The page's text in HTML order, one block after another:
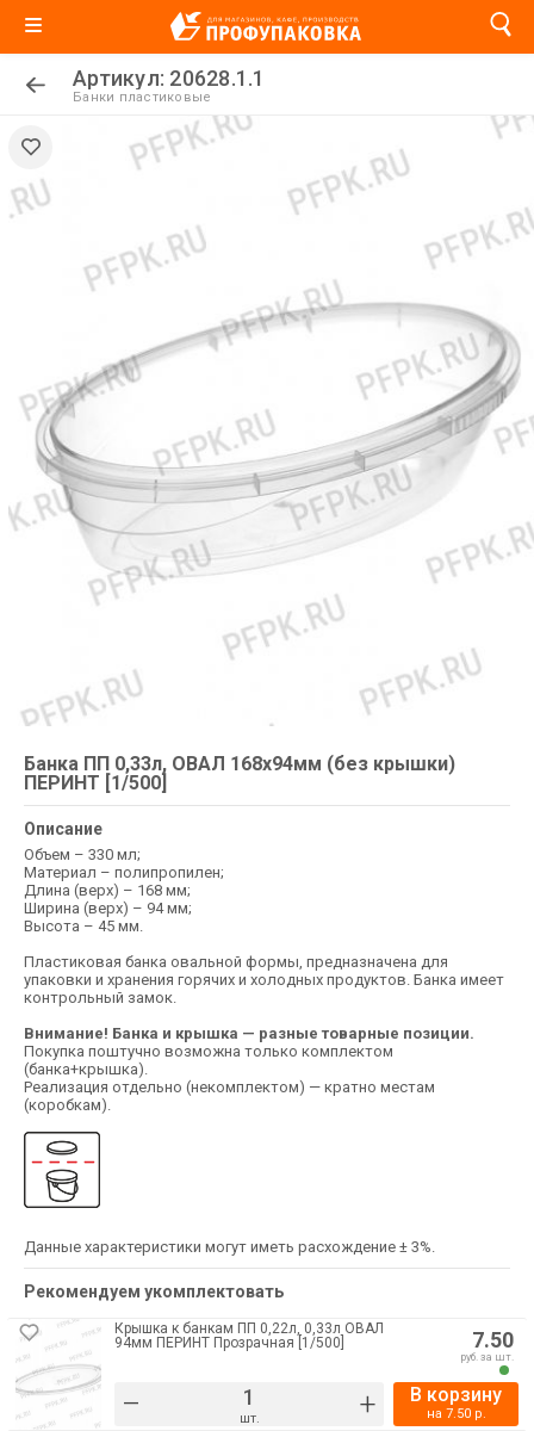
Артикул: 20628.1.1
Банки пластиковые
Банка ПП 0,33л, ОВАЛ 168х94мм (без крышки)
ПЕРИНТ [1/500]
Описание
Объем – 330 мл;
Материал – полипропилен;
Длина (верх) – 168 мм;
Ширина (верх) – 94 мм;
Высота – 45 мм.
Пластиковая банка овальной формы, предназначена для
упаковки и хранения горячих и холодных продуктов. Банка имеет
контрольный замок.
Внимание! Банка и крышка — разные товарные позиции.
Покупка поштучно возможна только комплектом
(банка+крышка).
Реализация отдельно (некомплектом) — кратно местам
(коробкам).
Данные характеристики могут иметь расхождение ± 3%.
Рекомендуем укомплектовать
Крышка к банкам ПП 0,22л, 0,33л ОВАЛ
94мм ПЕРИНТ Прозрачная [1/500]
– шт. +
7.50
руб. за шт.
В корзину
на 7.50р.